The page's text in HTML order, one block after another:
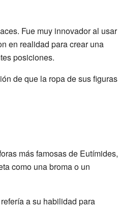
Fue muy innovador al usar
en realidad para crear una
posiciones.
de que la ropa de sus figuras
más famosas de Eutímides,
como una broma o un
a su habilidad para